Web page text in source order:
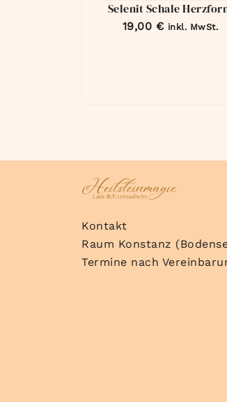
Selenit Schale
19,00 € inkl. MwSt.
Kontakt
Raum Konstanz
Termine nach